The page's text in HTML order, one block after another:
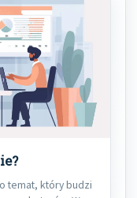
temat, który budzi